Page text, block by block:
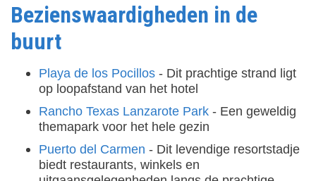
Bezienswaardigheden in de
buurt
Playa de los Pocillos - Dit prachtige strand ligt
op loopafstand van het hotel
Rancho Texas Lanzarote Park - Een geweldig
themapark voor het hele gezin
Puerto del Carmen - Dit levendige resortstadje
biedt restaurants, winkels en